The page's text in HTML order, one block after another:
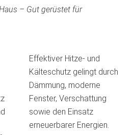
– Gut gerüstet für
Effektiver Hitze- und
Kälteschutz gelingt durch
Dämmung, moderne
Fenster, Verschattung
sowie den Einsatz
erneuerbarer Energien.